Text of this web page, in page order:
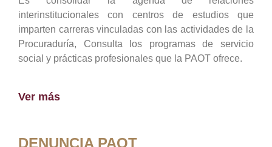
interinstitucionales con centros de estudios que
imparten carreras vinculadas con las actividades de la
Procuraduría, Consulta los programas de servicio
social y prácticas profesionales que la PAOT ofrece.
Ver más
DENUNCIA PAOT